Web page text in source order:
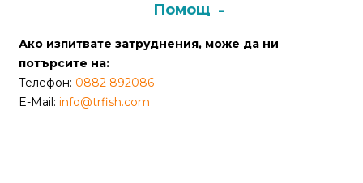
ползване
Политика
Помощ
Ако изпитвате затруднения, може да ни
потърсите на:
Телефон: 0882 892086
E-Mail: info@trfish.com